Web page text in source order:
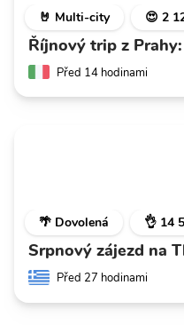
🤘 Multi-city 😍 2
Říjnový trip z
Před 14 hodinami
🌴 Dovolená 👌 14
Srpnový zájezd na
Před 27 hodinami